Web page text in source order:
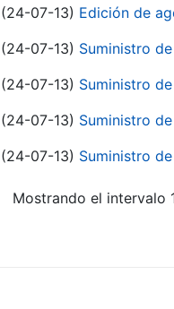
(24-07-13) Edición de
(24-07-13) Suministro
(24-07-13) Suministro
(24-07-13) Suministro
(24-07-13) Suministro
Mostrando el intervalo